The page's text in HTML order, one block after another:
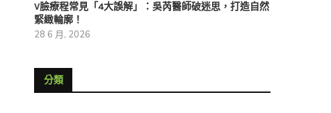
V臉療程常見「4...
28 6 月, 2026 28 6 月, 2026
V臉療程常見「4大誤解」：吳芮醫師破迷思，打造自然
緊緻輪廓！
28 6 月, 2026
分類